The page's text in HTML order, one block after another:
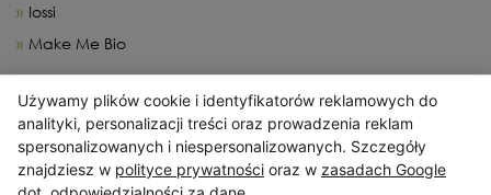
Iossi
Make Me Bio
Serwis wykorzystuje pliki cookies. Korzystając ze strony
wyrażasz zgodę na wykorzystywanie plików cookies, w zakresie
Używamy plików cookie i identyfikatorów reklamowych do
analityki, personalizacji treści oraz prowadzenia reklam
spersonalizowanych i niespersonalizowanych. Szczegóły
znajdziesz w polityce prywatności oraz w zasadach Google